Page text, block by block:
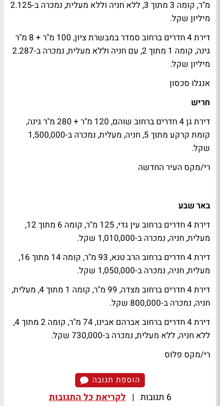
מ"ר, קומה 3 מתוך 3, ללא חניה וללא מעלית, נמכרה ב-2.125
מיליון שקל.
דירת 4 חדרים ברחוב סמדר במבשרת ציון, 100 מ"ר + 8 מ"ר
גינה, קומה 1 מתוך 2, עם חניה וללא מעלית, נמכרה ב-2.287
מיליון שקל.
אנגלו סכסון
חריש
דירת גן 4 חדרים ברחוב שוהם, 120 מ"ר + 280 מ"ר גינה,
קומת קרקע מתוך 5, חניה, מעלית, נמכרה ב-1,500,000
שקל.
רי/מקס העיר החדשה
באר שבע
דירת 4 חדרים ברחוב עין גדי, 125 מ"ר, קומה 6 מתוך 12,
מעלית, חניה, נמכרה ב-1,010,000 שקל.
דירת 4 חדרים ברחוב הרב טנא, 93 מ"ר, קומה 14 מתוך 16,
מעלית, חניה, נמכרה ב-1,050,000 שקל.
דירת 4 חדרים ברחוב מצדה, 99 מ"ר, קומה 1 מתוך 4, מעלית,
חניה, נמכרה ב-800,000 שקל.
דירת 4 חדרים ברחוב אברהם אבינו, 74 מ"ר, קומה 2 מתוך 4,
ללא חניה, ללא מעלית, נמכרה ב-730,000 שקל.
רי/מקס פלוס
הוספת תגובה
6 תגובות | לקריאת כל התגובות